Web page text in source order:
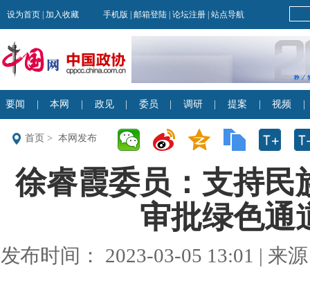
首页 > 本网发布
徐睿霞委员：支持民
审批绿色通
发布时间： 2023-03-05 13:01 | 来